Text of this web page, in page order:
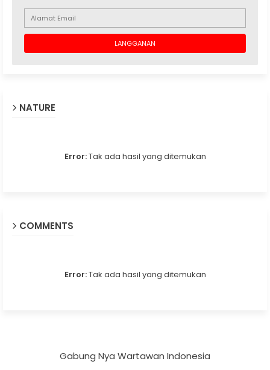
NATURE
Error:Tak ada hasil yang ditemukan
COMMENTS
Error:Tak ada hasil yang ditemukan
Gabung Nya Wartawan Indonesia